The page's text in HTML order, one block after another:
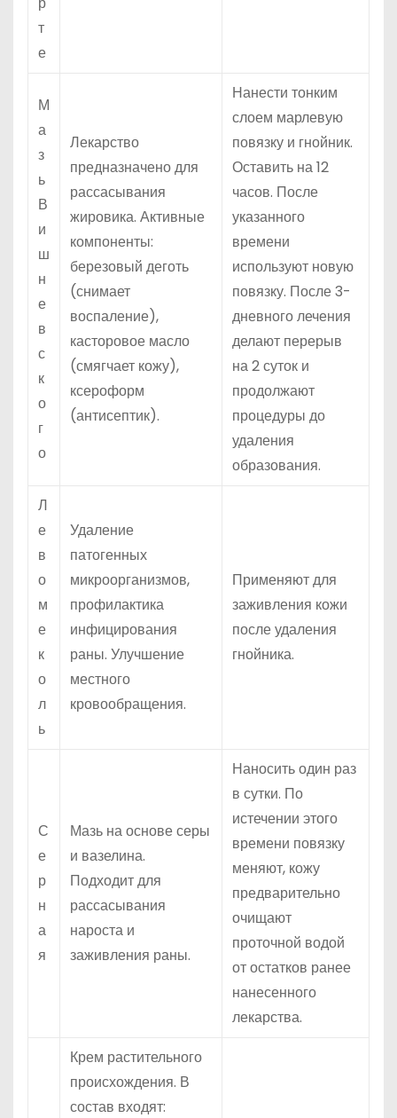
т
е
М
а
з
ь
В
и
ш
н
е
в
с
к
о
г
о
Лекарство
предназначено для
рассасывания
жировика. Активные
компоненты:
березовый деготь
(снимает
воспаление),
касторовое масло
(смягчает кожу),
ксероформ
(антисептик).
Нанести тонким
слоем марлевую
повязку и гнойник.
Оставить на 12
часов. После
указанного
времени
используют новую
повязку. После 3-
дневного лечения
делают перерыв
на 2 суток и
продолжают
процедуры до
удаления
образования.
Л
е
в
о
м
е
к
о
л
ь
Удаление
патогенных
микроорганизмов,
профилактика
инфицирования
раны. Улучшение
местного
кровообращения.
Применяют для
заживления кожи
после удаления
гнойника.
С
е
р
н
а
я
Мазь на основе серы
и вазелина.
Подходит для
рассасывания
нароста и
заживления раны.
Наносить один раз
в сутки. По
истечении этого
времени повязку
меняют, кожу
предварительно
очищают
проточной водой
от остатков ранее
нанесенного
лекарства.
Крем растительного
происхождения. В
состав входят: